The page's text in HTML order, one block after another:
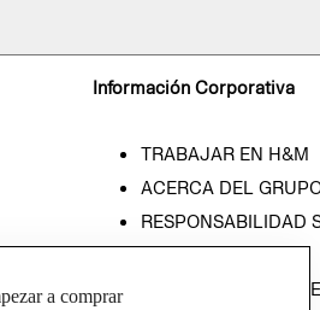
Información Corporativa
TRABAJAR EN H&M
ACERCA DEL
RESPONSABILIDAD
RELACIÓN CON
a comprar